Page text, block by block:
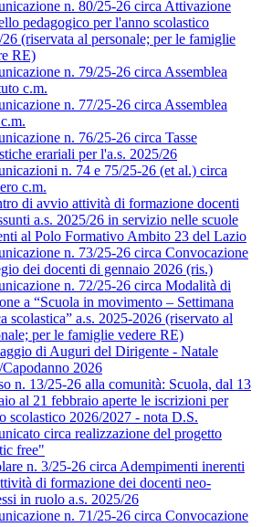
n. 80/25-26 circa Attivazione
pedagogico per l'anno scolastico
26 (riservata al personale; per le famiglie
RE)
n. 79/25-26 circa Assemblea
c.m.
n. 77/25-26 circa Assemblea
n. 76/25-26 circa Tasse
erariali per l'a.s. 2025/26
n. 74 e 75/25-26 (et al.) circa
c.m.
di avvio attività di formazione docenti
a.s. 2025/26 in servizio nelle scuole
al Polo Formativo Ambito 23 del Lazio
n. 73/25-26 circa Convocazione
dei docenti di gennaio 2026 (ris.)
n. 72/25-26 circa Modalità di
a “Scuola in movimento – Settimana
scolastica” a.s. 2025-2026 (riservato al
per le famiglie vedere RE)
di Auguri del Dirigente - Natale
Capodanno 2026
n. 13/25-26 alla comunità: Scuola, dal 13
al 21 febbraio aperte le iscrizioni per
scolastico 2026/2027 - nota D.S.
circa realizzazione del progetto
free"
n. 3/25-26 circa Adempimenti inerenti
di formazione dei docenti neo-
in ruolo a.s. 2025/26
n. 71/25-26 circa Convocazione